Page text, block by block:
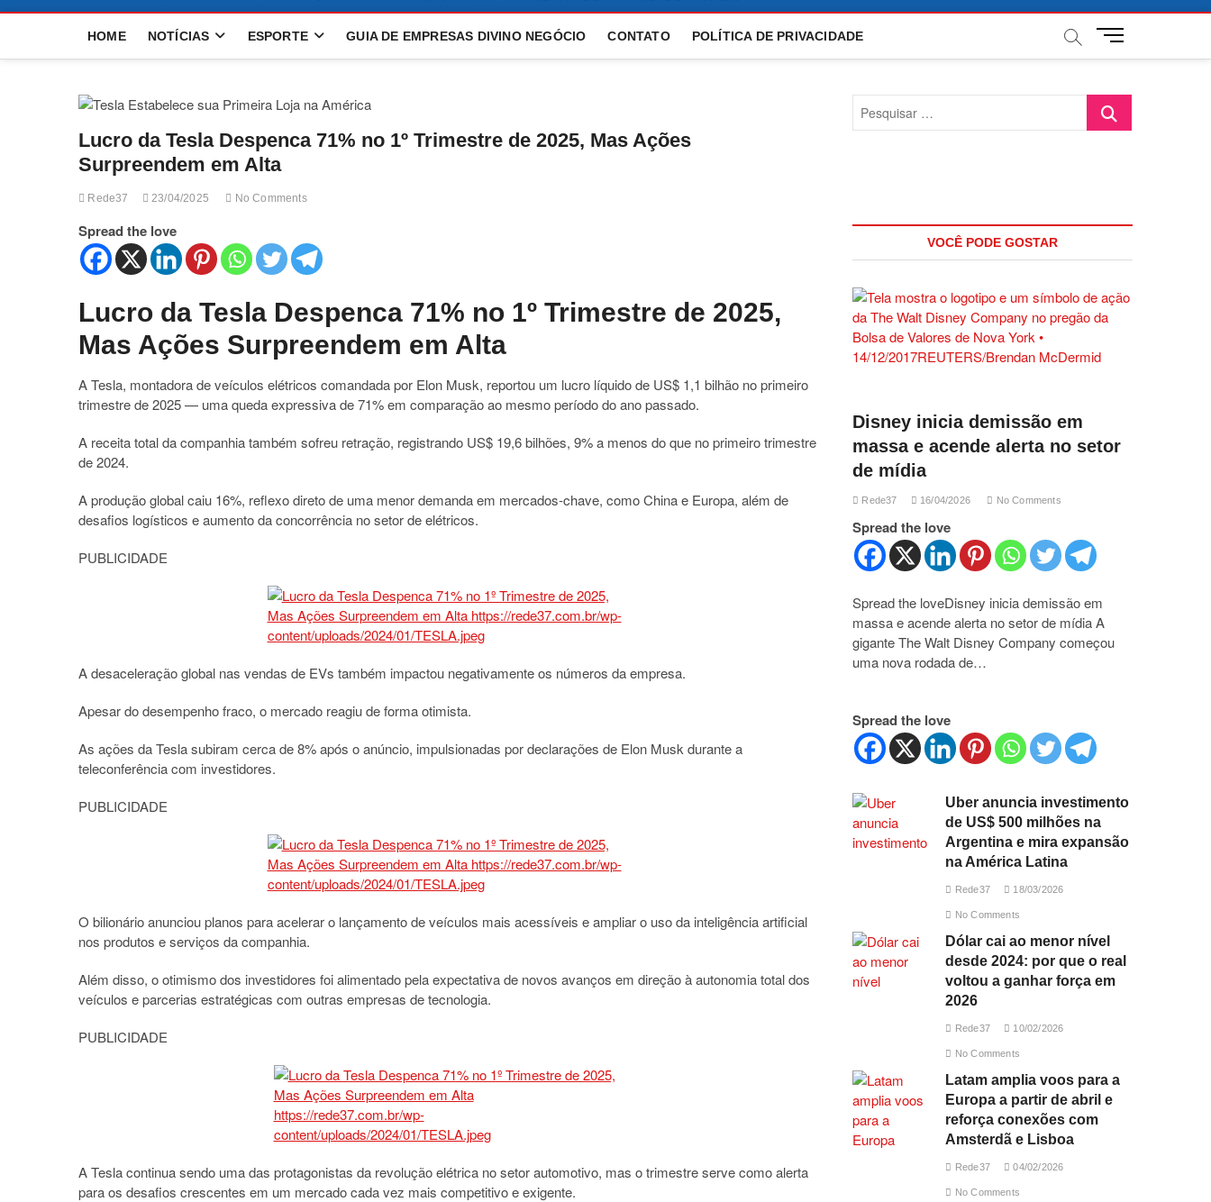
HOME NOTÍCIAS ESPORTE GUIA DE EMPRESAS DIVINO NEGÓCIO CONTATO POLÍTICA DE PRIVACIDADE
M
u
B
u
Lucro da Tesla Despenca 71% no 1º Trimestre de 2025, Mas Ações
Surpreendem em Alta
Rede37 23/04/2025 No Comments
Spread the love
Lucro da Tesla Despenca 71% no 1º Trimestre de 2025,
Mas Ações Surpreendem em Alta
A Tesla, montadora de veículos elétricos comandada por Elon Musk, reportou um lucro líquido de US$ 1,1 bilhão no primeiro
trimestre de 2025 — uma queda expressiva de 71% em comparação ao mesmo período do ano passado.
A receita total da companhia também sofreu retração, registrando US$ 19,6 bilhões, 9% a menos do que no primeiro trimestre
de 2024.
A produção global caiu 16%, reflexo direto de uma menor demanda em mercados-chave, como China e Europa, além de
desafios logísticos e aumento da concorrência no setor de elétricos.
PUBLICIDADE
A desaceleração global nas vendas de EVs também impactou negativamente os números da empresa.
Apesar do desempenho fraco, o mercado reagiu de forma otimista.
As ações da Tesla subiram cerca de 8% após o anúncio, impulsionadas por declarações de Elon Musk durante a
teleconferência com investidores.
PUBLICIDADE
O bilionário anunciou planos para acelerar o lançamento de veículos mais acessíveis e ampliar o uso da inteligência artificial
nos produtos e serviços da companhia.
Além disso, o otimismo dos investidores foi alimentado pela expectativa de novos avanços em direção à autonomia total dos
veículos e parcerias estratégicas com outras empresas de tecnologia.
PUBLICIDADE
A Tesla continua sendo uma das protagonistas da revolução elétrica no setor automotivo, mas o trimestre serve como alerta
para os desafios crescentes em um mercado cada vez mais competitivo e exigente.
Pesquisar
VOCÊ PODE GOSTAR
Disney inicia demissão em
massa e acende alerta no setor
de mídia
Rede37 16/04/2026 No Comments
Spread the love
Spread the loveDisney inicia demissão em
massa e acende alerta no setor de mídia A
gigante The Walt Disney Company começou
uma nova rodada de…
Spread the love
Uber anuncia investimento
de US$ 500 milhões na
Argentina e mira expansão
na América Latina
Rede37 18/03/2026
No Comments
Dólar cai ao menor nível
desde 2024: por que o real
voltou a ganhar força em
2026
Rede37 10/02/2026
No Comments
Latam amplia voos para a
Europa a partir de abril e
reforça conexões com
Amsterdã e Lisboa
Rede37 04/02/2026
No Comments